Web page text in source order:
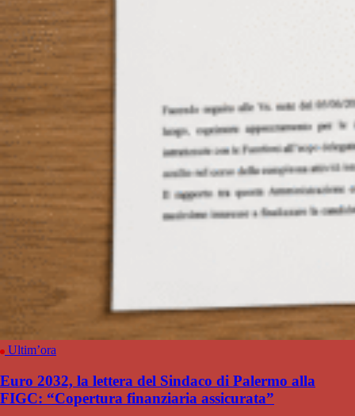
Ultim’ora
Euro 2032, la lettera del Sindaco di Palermo alla
FIGC: “Copertura finanziaria assicurata”